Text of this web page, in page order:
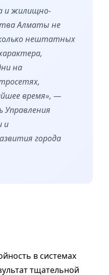
и жилищно-
Алматы не
нештатных
на
время», —
Управления
и
города
в системах
тщательной